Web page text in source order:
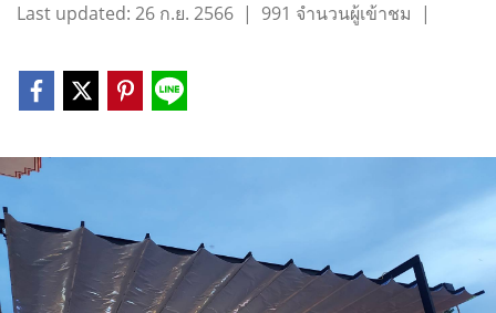
Last updated: 26 ก.ย. 2566 | 991 จำนวนผู้เข้าชม |